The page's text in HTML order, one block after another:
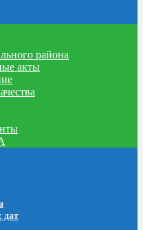
района
акты
дат